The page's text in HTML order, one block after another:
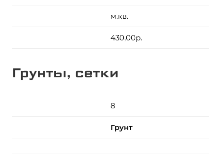
м.кв.
430,00р.
Грунты, сетки
8
Грунт